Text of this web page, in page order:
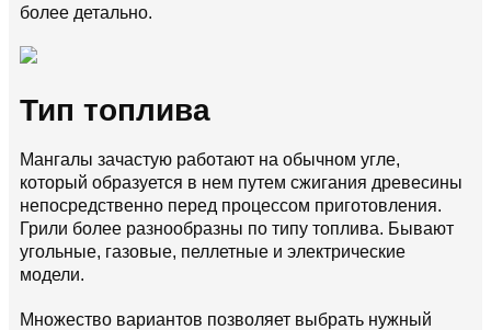
более детально.
Тип топлива
Мангалы зачастую работают на обычном угле,
который образуется в нем путем сжигания древесины
непосредственно перед процессом приготовления.
Грили более разнообразны по типу топлива. Бывают
угольные, газовые, пеллетные и электрические
модели.
Множество вариантов позволяет выбрать нужный